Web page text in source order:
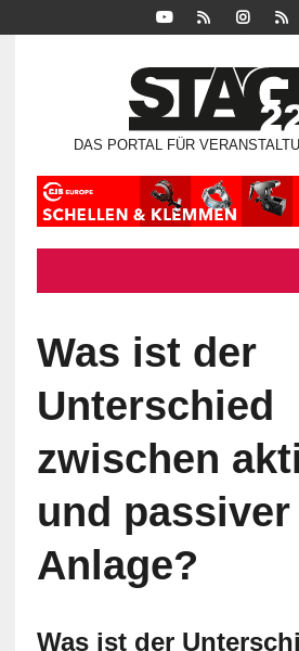
DAS PORTAL FÜR
Was ist der
Unterschied
zwischen
und passiver
Anlage?
Was ist der